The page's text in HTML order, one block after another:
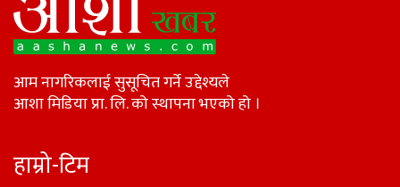
आम नागरिकलाई सुसूचित गर्ने उद्देश्यले
आशा मिडिया प्रा. लि. को स्थापना भएको हो ।
हाम्रो-टिम